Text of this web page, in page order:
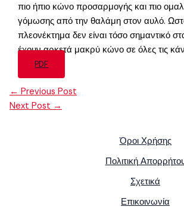
πιο ήπιο κώνο προσαρμογής και πιο
γόμωσης από την θαλάμη στον αυλό.
πλεονέκτημα δεν είναι τόσο σημαντικό
έχουν αρκετά μακρύ κώνο σε όλες τις
PDF
← Previous Post
Next Post →
Όροι Χρήσης
Πολιτική
Σχετικά
Επικοινωνία